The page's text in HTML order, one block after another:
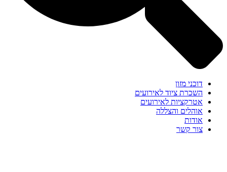
דוכני מזון
השכרת ציוד לאירועים
אטרקציות לאירועים
אוהלים והצללה
אודות
צור קשר